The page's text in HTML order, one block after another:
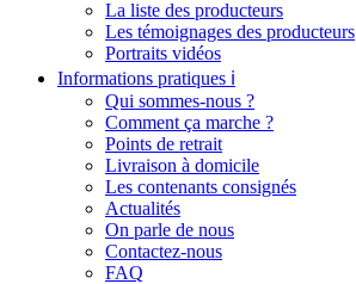
La liste des producteurs
Les témoignages des producteurs
Portraits vidéos
Informations pratiques ℹ️
Qui sommes-nous ?
Comment ça marche ?
Points de retrait
Livraison à domicile
Les contenants consignés
Actualités
On parle de nous
Contactez-nous
FAQ